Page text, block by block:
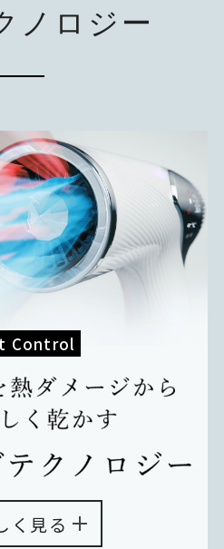
ノロジー
Control
く見る